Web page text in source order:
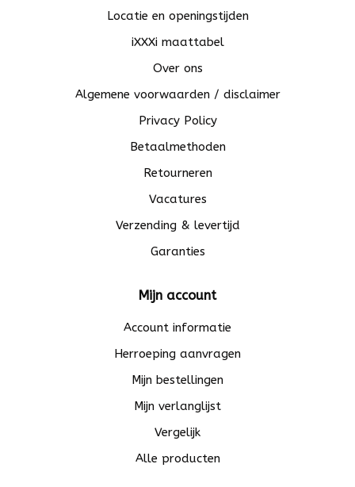
Locatie en openingstijden
iXXXi maattabel
Over ons
Algemene voorwaarden / disclaimer
Privacy Policy
Betaalmethoden
Retourneren
Vacatures
Verzending & levertijd
Garanties
Mijn account
Account informatie
Herroeping aanvragen
Mijn bestellingen
Mijn verlanglijst
Vergelijk
Alle producten